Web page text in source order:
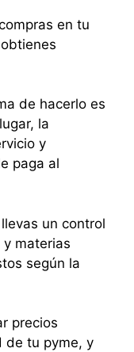
en tu
de hacerlo es
la
y
paga al
un control
materias
según la
precios
de tu pyme, y